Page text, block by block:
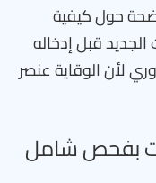
حول كيفية
قبل إدخاله
لأن الوقاية عنصر
بفحص شامل